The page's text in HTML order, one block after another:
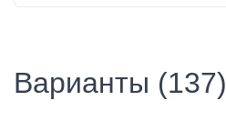
Варианты (137)